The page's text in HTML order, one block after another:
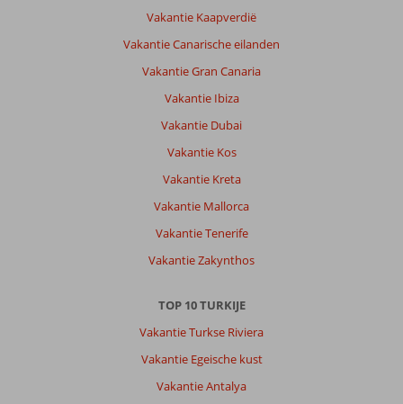
Vakantie Kaapverdië
Vakantie Canarische eilanden
Vakantie Gran Canaria
Vakantie Ibiza
Vakantie Dubai
Vakantie Kos
Vakantie Kreta
Vakantie Mallorca
Vakantie Tenerife
Vakantie Zakynthos
TOP 10 TURKIJE
Vakantie Turkse Riviera
Vakantie Egeische kust
Vakantie Antalya